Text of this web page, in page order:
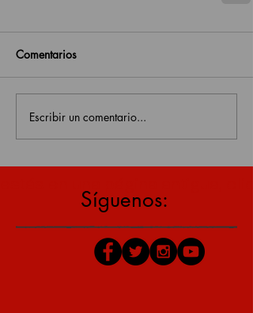
Comentarios
Escribir un comentario...
Síguenos: